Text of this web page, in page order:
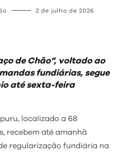
2 de julho de 2026
de Chão”, voltado ao
fundiárias, segue
até sexta-feira
localizado a 68
recebem até amanhã
regularização fundiária na